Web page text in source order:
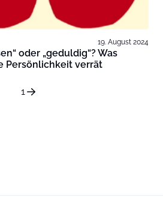
19. August 2024
oder „geduldig“? Was
Persönlichkeit verrät
1